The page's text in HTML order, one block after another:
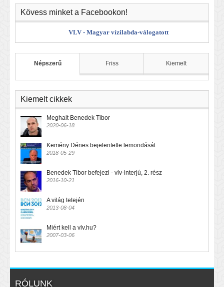
Kövess minket a Facebookon!
VLV - Magyar vízilabda-válogatott
Népszerű Friss Kiemelt
Kiemelt cikkek
Meghalt Benedek Tibor
2020-06-18
Kemény Dénes bejelentette lemondását
2018-05-29
Benedek Tibor befejezi - vlv-interjú, 2. rész
2016-10-21
A világ tetején
2013-08-04
Miért kell a vlv.hu?
2007-03-06
RÓLUNK